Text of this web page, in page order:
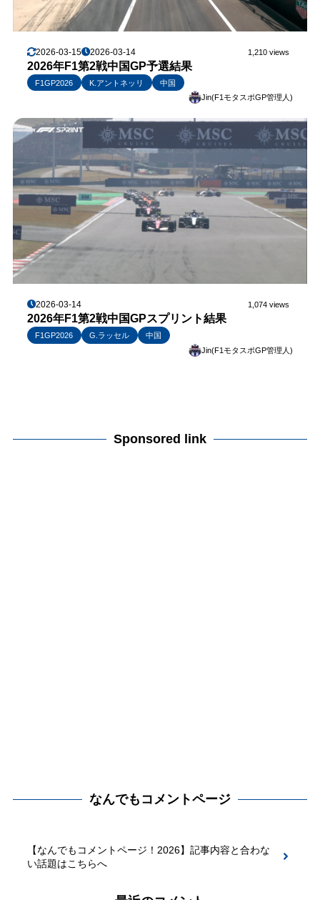
2026-03-15 2026-03-14 1,210 views
2026年F1第2戦中国GP予選結果
F1GP2026 K.アントネッリ
中国
Jin(F1モタスポGP管理人)
2026-03-14 1,074 views
2026年F1第2戦中国GPスプリント結果
F1GP2026 G.ラッセル
中国
Jin(F1モタスポGP管理人)
Sponsored link
なんでもコメントページ
【なんでもコメントページ！2026】記事内容と合わな
い話題はこちらへ